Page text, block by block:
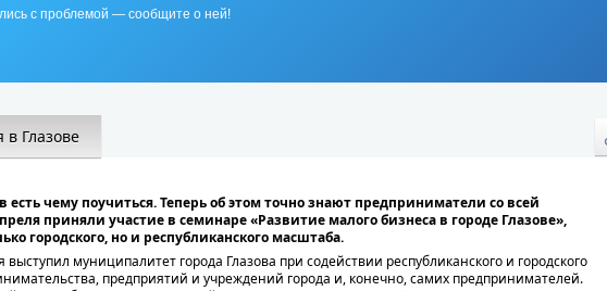
с проблемой — сообщите о ней!
Глазове
есть чему поучиться. Теперь об этом точно знают предприниматели со всей
приняли участие в семинаре «Развитие малого бизнеса в городе Глазове»,
городского, но и республиканского масштаба.
муниципалитет города Глазова при содействии республиканского и городского
предприятий и учреждений города и, конечно, самих предпринимателей.